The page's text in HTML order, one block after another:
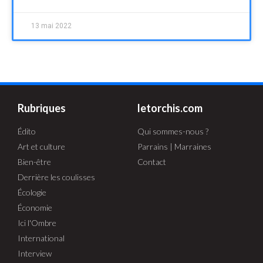
13 mai 2022
Rubriques
Édito
Art et culture
Bien-être
Derrière les coulisses
Écologie
Économie
Ici l'Ombre
International
Interview
letorchis.com
Qui sommes-nous ?
Parrains | Marraines
Contact